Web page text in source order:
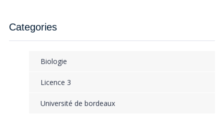
Categories
Biologie
Licence 3
Université de bordeaux